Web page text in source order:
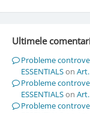
Ultimele
Probleme
ESSENTIALSon
Probleme
ESSENTIALSon
Probleme